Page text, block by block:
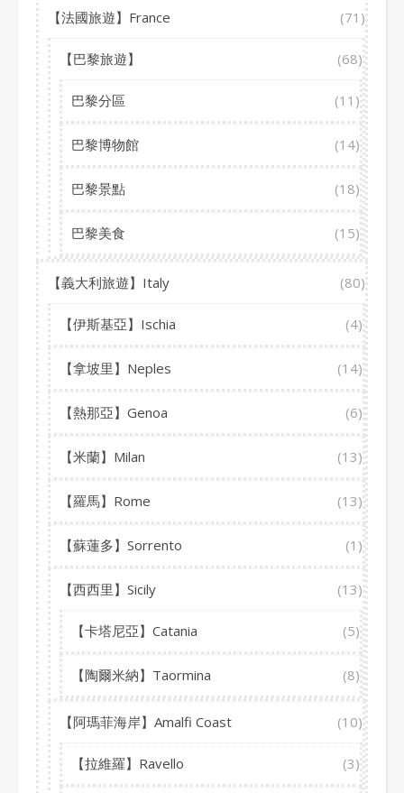
【法國旅遊】France (71)
【巴黎旅遊】 (68)
巴黎分區 (11)
巴黎博物館 (14)
巴黎景點 (18)
巴黎美食 (15)
【義大利旅遊】Italy (80)
【伊斯基亞】Ischia (4)
【拿坡里】Neples (14)
【熱那亞】Genoa (6)
【米蘭】Milan (13)
【羅馬】Rome (13)
【蘇蓮多】Sorrento (1)
【西西里】Sicily (13)
【卡塔尼亞】Catania (5)
【陶爾米納】Taormina (8)
【阿瑪菲海岸】Amalfi Coast (10)
【拉維羅】Ravello (3)